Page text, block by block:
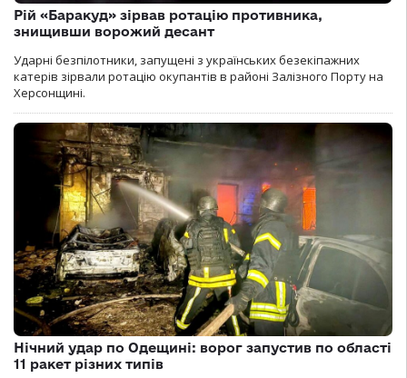
Рій «Баракуд» зірвав ротацію противника,
знищивши ворожий десант
Ударні безпілотники, запущені з українських безекіпажних
катерів зірвали ротацію окупантів в районі Залізного Порту на
Херсонщині.
Нічний удар по Одещині: ворог запустив по області
11 ракет різних типів